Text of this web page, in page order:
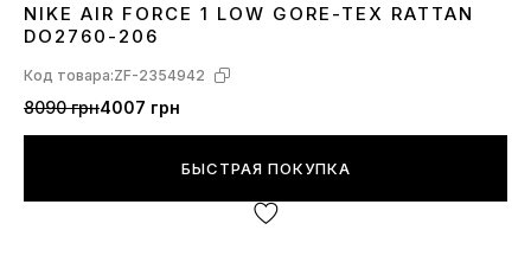
40
NIKE AIR FORCE 1 LOW GORE-TEX RATTAN
DO2760-206
Код товара:ZF-2354942
8090 грн4007 грн
БЫСТРАЯ ПОКУПКА